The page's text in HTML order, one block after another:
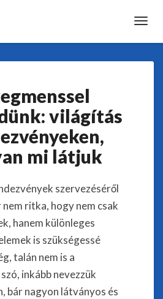
szegmenssel
ismerkedünk:
világítás
a
rendezvényeken,
ahogyan
látjuk
világítás
mi látjuk
szervezéséről
nem ritka, hogy nem csak
hanem különleges
is szükségessé
talán nem is a
inkább nevezzük
bár nagyon látványos és